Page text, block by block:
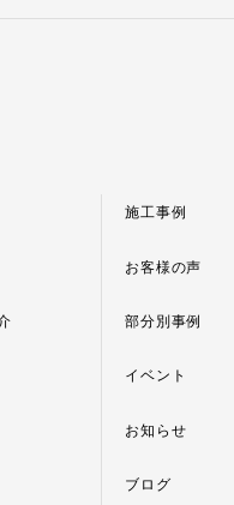
施工事例
お客様の声
部分別事例
イベント
お知らせ
ブログ